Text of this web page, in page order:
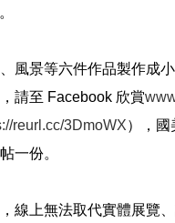
風景等六件作品製作成
請至 Facebook 欣賞
reurl.cc/3DmoWX），國
一份。
線上無法取代實體展